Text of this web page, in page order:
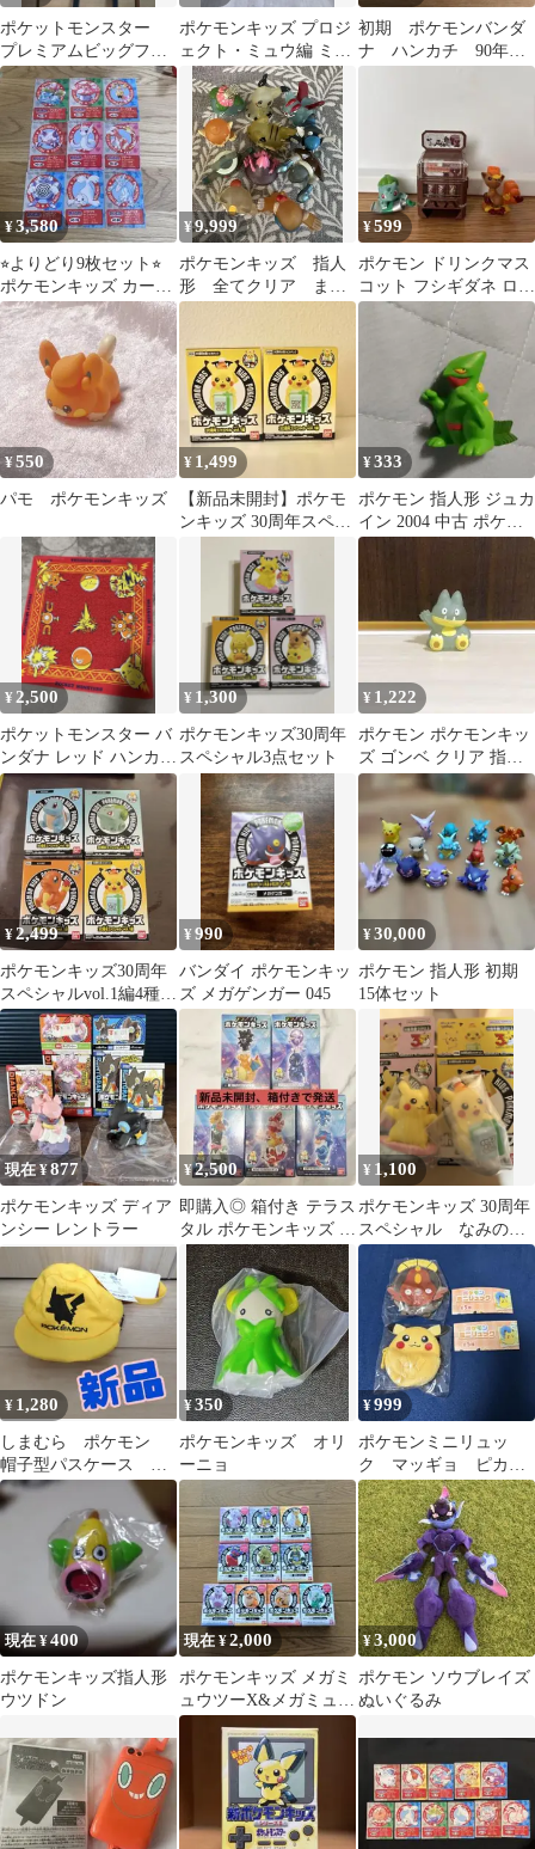
ポケットモンスター
プレミアムビッグファ
スナー付ポケットリュ
ック ルカリオ
ポケモンキッズ プロジ
ェクト・ミュウ編 ミュ
ウ
初期 ポケモンバンダ
ナ ハンカチ 90年
¥3,580
⭐︎よりどり9枚セット⭐︎
ポケモンキッズ カー
ド kidsカード
¥9,999
ポケモンキッズ 指人
形 全てクリア まと
め売り
¥599
ポケモン ドリンクマス
コット フシギダネ ロコ
ン セット
¥550
パモ ポケモンキッズ
¥ 1,499
【新品未開封】ポケモ
ンキッズ 30周年スペシ
チュウ×2
¥333
ポケモン 指人形 ジュカ
イン 2004 中古 ポケモ
ンキッズ ソフビ フィギ
¥2,500
ポケットモンスター バ
ンダナ レッド ハンカチ
初期ポケモン 電気タイ
プ
¥ 1,300
ポケモンキッズ30周年
スペシャル3点セット
¥ 1,222
ポケモン ポケモンキッ
ズ ゴンベ クリア 指人
形
¥2,499
ポケモンキッズ30周年
スペシャルvol.1編4種セ
ット
¥990
バンダイ ポケモンキッ
ズ メガゲンガー 045
¥30,000
ポケモン 指人形 初期
15体セット
現在 ¥877
ポケモンキッズ ディア
ンシー レントラー
¥2,500
即購入◎ 箱付き テラス
タル ポケモンキッズ ピ
カチュウなし 5種セッ
ト 新品
¥ 1,100
ポケモンキッズ 30周年
スペシャル なみのり
ピカチュウ お祝いピ
カチュウ
¥ 1,280
しまむら ポケモン
帽子型パスケース ピ
カチュウ
¥350
ポケモンキッズ オリ
ーニョ
¥999
ポケモンミニリュッ
ク マッギョ ピカチ
ュウ まとめ売り
現在 ¥400
ポケモンキッズ指人形
ウツドン
現在 ¥2,000
ポケモンキッズ メガミ
ュウツーX&メガミュウ
ツーY編 10個
¥3,000
ポケモン ソウブレイズ
ぬいぐるみ